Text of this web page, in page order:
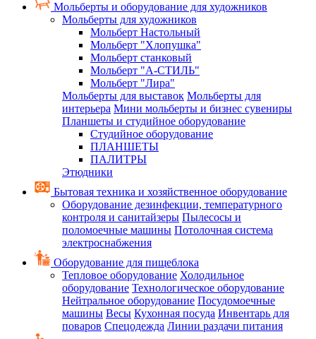
Мольберты и оборудование для художников
Мольберты для художников
Мольберт Настольный
Мольберт "Хлопушка"
Мольберт станковый
Мольберт "А-СТИЛЬ"
Мольберт "Лира"
Мольберты для выставок Мольберты для
интерьера Мини мольберты и бизнес сувениры
Планшеты и студийное оборудование
Студийное оборудование
ПЛАНШЕТЫ
ПАЛИТРЫ
Этюдники
Бытовая техника и хозяйственное оборудование
Оборудование дезинфекции, температурного
контроля и санитайзеры Пылесосы и
поломоечные машины Потолочная система
электроснабжения
Оборудование для пищеблока
Тепловое оборудование Холодильное
оборудование Технологическое оборудование
Нейтральное оборудование Посудомоечные
машины Весы Кухонная посуда Инвентарь для
поваров Спецодежда Линии раздачи питания